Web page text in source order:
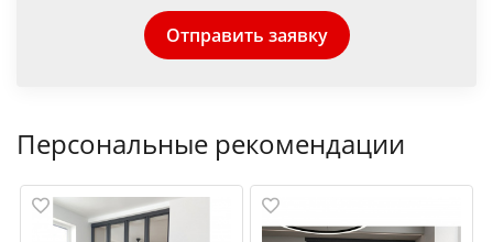
Отправить заявку
Персональные рекомендации